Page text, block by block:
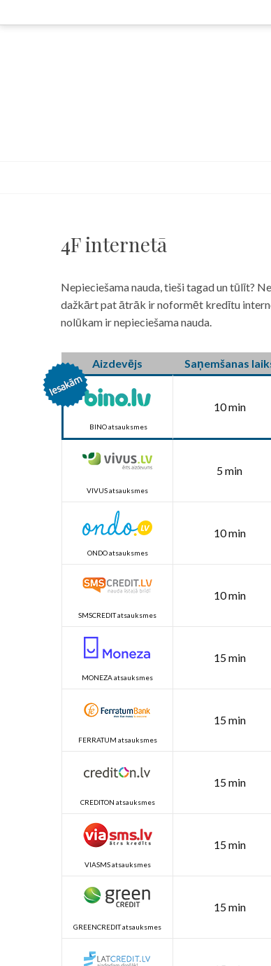
to
4F internetā
Nepieciešama nauda, tieši tagad un tūlīt?
dažkārt pat ātrāk ir noformēt kredītu
nolūkam ir nepieciešama nauda.
Aizdevējs Saņemšanas
BINO atsauksmes
10 min
VIVUS atsauksmes
5 min
ONDO atsauksmes
10 min
SMSCREDIT atsauksmes
10 min
MONEZA atsauksmes
15 min
FERRATUM atsauksmes
15 min
CREDITON atsauksmes
15 min
VIASMS atsauksmes
15 min
GREENCREDIT atsauksmes
15 min